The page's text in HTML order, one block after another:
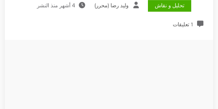
تحليل و نقاش وليد رضا (محرر) 4 أشهر منذ النشر
1 تعليقات